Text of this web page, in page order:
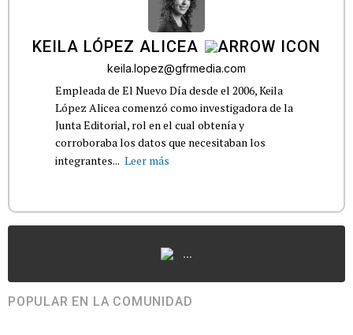
KEILA LÓPEZ ALICEA
keila.lopez@gfrmedia.com
Empleada de El Nuevo Día desde el 2006, Keila
López Alicea comenzó como investigadora de la
Junta Editorial, rol en el cual obtenía y
corroboraba los datos que necesitaban los
integrantes... Leer más
...
POPULAR EN LA COMUNIDAD